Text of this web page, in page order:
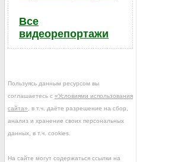
Все
видеорепортажи
Пользуясь данным ресурсом вы
соглашаетесь с «Условиями использования
сайта» , в т.ч. даёте разрешение на сбор,
анализ и хранение своих персональных
данных, в т.ч. cookies.
На сайте могут содержаться ссылки на